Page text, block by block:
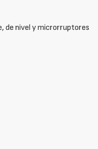
de nivel y microrruptores